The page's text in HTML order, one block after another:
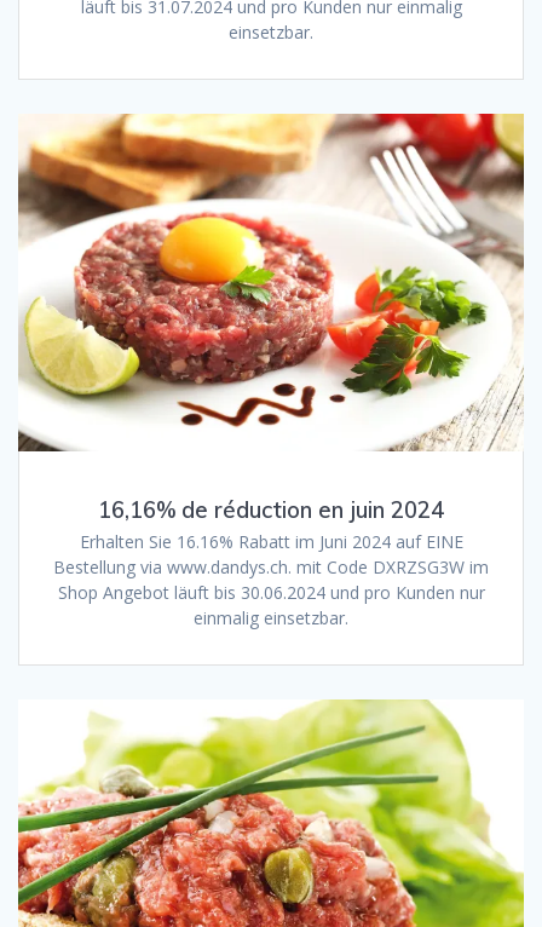
läuft bis 31.07.2024 und pro Kunden nur einmalig
einsetzbar.
16,16% de réduction en juin 2024
Erhalten Sie 16.16% Rabatt im Juni 2024 auf EINE
Bestellung via www.dandys.ch. mit Code DXRZSG3W im
Shop Angebot läuft bis 30.06.2024 und pro Kunden nur
einmalig einsetzbar.